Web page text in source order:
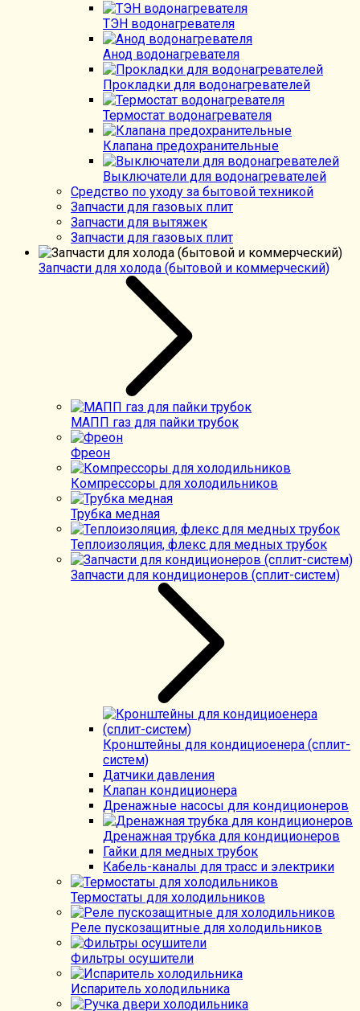
ТЭН водонагревателя
Анод водонагревателя
Прокладки для водонагревателей
Термостат водонагревателя
Клапана предохранительные
Выключатели для водонагревателей
Средство по уходу за бытовой техникой
Запчасти для газовых плит
Запчасти для вытяжек
Запчасти для газовых плит
Запчасти для холода (бытовой и коммерческий)
МАПП газ для пайки трубок
Фреон
Компрессоры для холодильников
Трубка медная
Теплоизоляция, флекс для медных трубок
Запчасти для кондиционеров (сплит-систем)
Кронштейны для кондициоенера (сплит-
систем)
Датчики давления
Клапан кондиционера
Дренажные насосы для кондиционеров
Дренажная трубка для кондиционеров
Гайки для медных трубок
Кабель-каналы для трасс и электрики
Термостаты для холодильников
Реле пускозащитные для холодильников
Фильтры осушители
Испаритель холодильника